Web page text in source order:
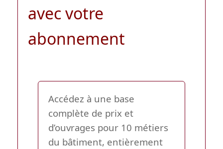
avec votre
abonnement
Accédez à une base
complète de prix et
d’ouvrages pour 10 métiers
du bâtiment, entièrement